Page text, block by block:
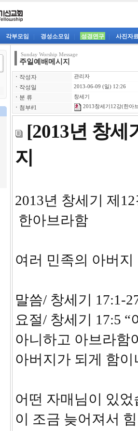
각부모임 경성소모임 성경연구 사진자
Sunday Worship Message
주일예배메시지
ㆍ 작성자 관리자
ㆍ 작성일 2013-06-09 (일) 12:26
ㆍ 분 류 창세기
ㆍ 첨부#1 2013창세기12강(한아
[2013년 창세
지
2013
한아브라함
여러 민족의 아버지
말씀/ 창세기 17:1-
요절/ 창세기 17:5
아니하고 아브라함
아버지가 되게 함이
어떤 자매님이 있
이 조금 늦어져서